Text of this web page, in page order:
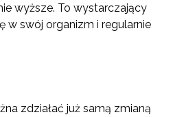
wyższe. To wystarczający
w swój organizm i regularnie
zdziałać już samą zmianą